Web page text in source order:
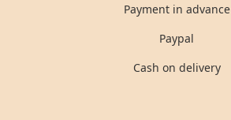
Payment in advance
Paypal
Cash on delivery